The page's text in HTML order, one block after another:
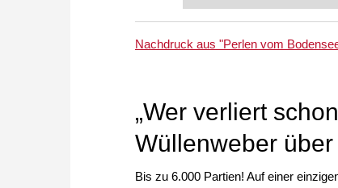
zuvor.
Nachdruck aus "Perlen vom
„Wer verliert
Wüllenweber
Bis zu 6.000 Partien! Auf einer